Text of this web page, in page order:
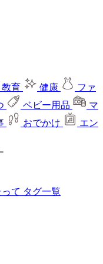
教育 健康
ファ
ベビー用品
マ
おでかけ
エン
て タグ一覧